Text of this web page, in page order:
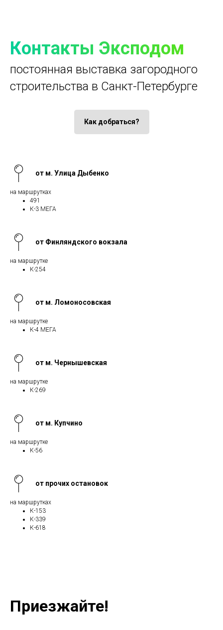
Контакты Эксподом
постоянная выставка загородного
строительства в Санкт-Петербурге
Как добраться?
от м. Улица Дыбенко
на маршрутках
491
К-3 МЕГА
от Финляндского вокзала
на маршрутке
К-254
от м. Ломоносовская
на маршрутке
К-4 МЕГА
от м. Чернышевская
на маршрутке
К-269
от м. Купчино
на маршрутке
К-56
от прочих остановок
на маршрутках
К-153
К-339
К-618
Приезжайте!